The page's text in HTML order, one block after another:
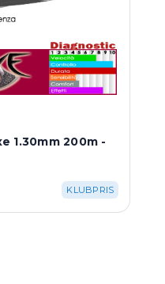
1.30mm 200m -
KLUBPRIS